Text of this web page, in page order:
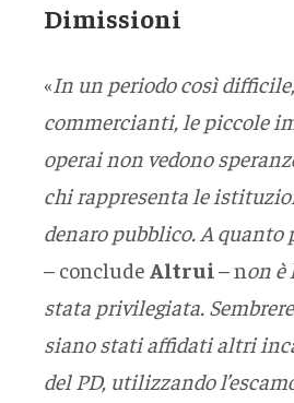
Dimissioni
«In un periodo così
commercianti, le piccole
operai non vedono
chi rappresenta le
denaro pubblico. A quanto
– conclude Altrui– non è
stata privilegiata.
siano stati affidati altri
del PD, utilizzando